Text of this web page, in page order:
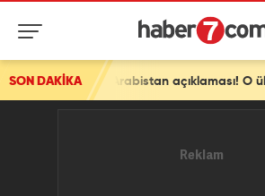
SON DAKİKA Pakistan'dan son dakika Türkiye ve Suudi Arabistan açıklaması! O ülkelere sürpriz mesaj